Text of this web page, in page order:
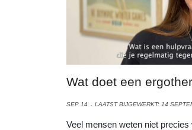
Wat doet een
SEP 14 LAATST BIJGEWERKT: 14
Veel mensen weten niet precies